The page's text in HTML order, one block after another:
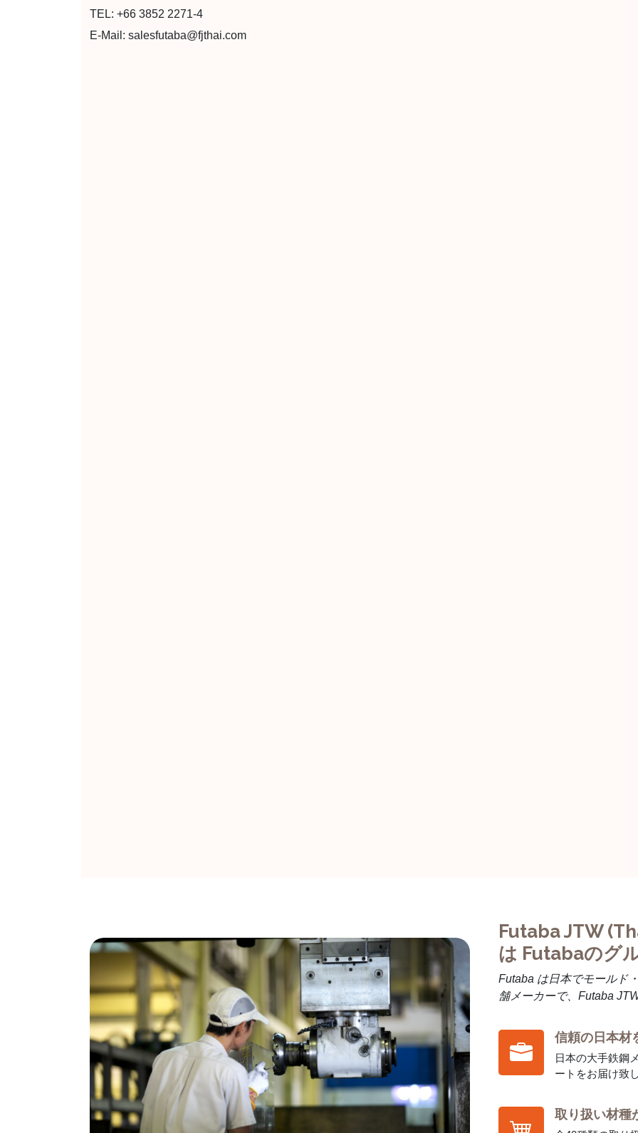
TEL: +66 3852 2271-4
E-Mail: salesfutaba@fjthai.com
Futaba JTW
は Futabaのグ
Futaba は日本でモールド
舗メーカーで、Futaba
信頼の日本材
日本の大手鉄鋼
ートをお届け致
取り扱い材種